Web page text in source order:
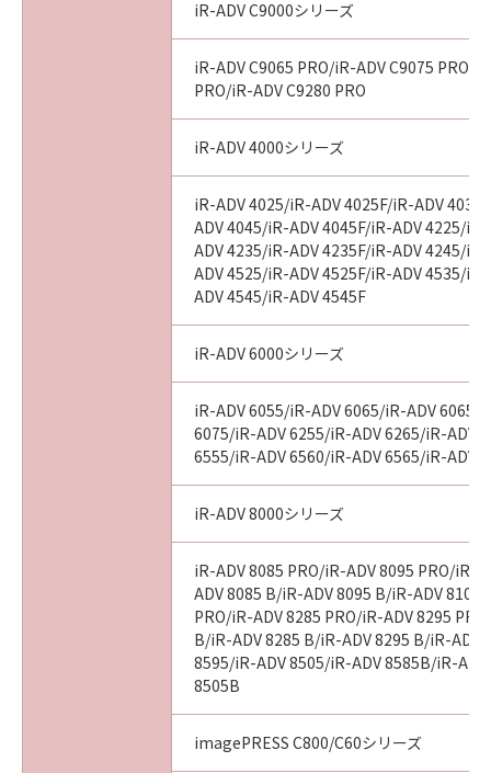
iR-ADV C9000シリーズ
iR-ADV C9065 PRO/iR-ADV C9075 PRO/
PRO/iR-ADV C9280 PRO
iR-ADV 4000シリーズ
iR-ADV 4025/iR-ADV 4025F/iR-ADV
ADV 4045/iR-ADV 4045F/iR-ADV 4225/
ADV 4235/iR-ADV 4235F/iR-ADV 4245/
ADV 4525/iR-ADV 4525F/iR-ADV 4535/
ADV 4545/iR-ADV 4545F
iR-ADV 6000シリーズ
iR-ADV 6055/iR-ADV 6065/iR-ADV 6065-
6075/iR-ADV 6255/iR-ADV 6265/iR-ADV
6555/iR-ADV 6560/iR-ADV 6565/iR-ADV
iR-ADV 8000シリーズ
iR-ADV 8085 PRO/iR-ADV 8095 PRO/iR-
ADV 8085 B/iR-ADV 8095 B/iR-ADV 8105
PRO/iR-ADV 8285 PRO/iR-ADV 8295
B/iR-ADV 8285 B/iR-ADV 8295 B/iR-ADV
8595/iR-ADV 8505/iR-ADV 8585B/iR-
8505B
imagePRESS C800/C60シリーズ